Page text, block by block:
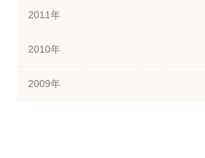
2011年
2010年
2009年